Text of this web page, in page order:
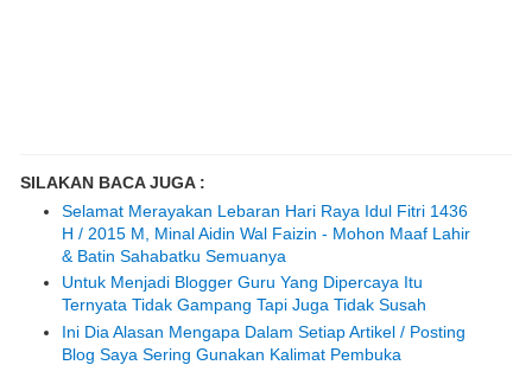
SILAKAN BACA JUGA :
Selamat Merayakan Lebaran Hari Raya Idul Fitri 1436
H / 2015 M, Minal Aidin Wal Faizin - Mohon Maaf Lahir
& Batin Sahabatku Semuanya
Untuk Menjadi Blogger Guru Yang Dipercaya Itu
Ternyata Tidak Gampang Tapi Juga Tidak Susah
Ini Dia Alasan Mengapa Dalam Setiap Artikel / Posting
Blog Saya Sering Gunakan Kalimat Pembuka